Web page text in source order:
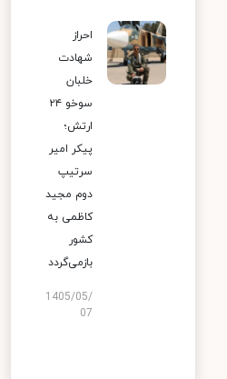
احراز
شهادت
خلبان
سوخو ۲۴
ارتش؛
پیکر امیر
سرتیپ
دوم مجید
کاظمی به
کشور
بازمی‌گردد
1405/05/
07